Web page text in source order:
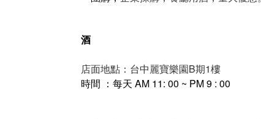
酒
店面地點：台中麗寶樂園B期1樓
時間 ：每天 AM 11: 00 ~ PM 9 : 00